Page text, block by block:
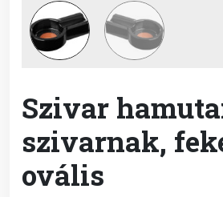
Szivar
szivarnak,
ovális